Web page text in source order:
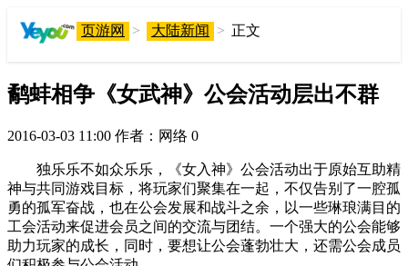
页游网 > 大陆新闻 > 正文
鹬蚌相争《女武神》公会活动层出不群
2016-03-03 11:00 作者：网络 0
独乐乐不如众乐乐，《女入神》公会活动出于原始互助精
神与共同游戏目标，将玩家们聚集在一起，不仅告别了一腔孤
勇的孤军奋战，也在公会发展和战斗之余，以一些琳琅满目的
工会活动来促进会员之间的交流与团结。一个强大的公会能够
助力玩家的成长，同时，要想让公会蓬勃壮大，还需公会成员